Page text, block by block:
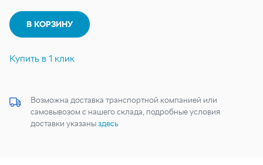
В КОРЗИНУ
Купить в 1 клик
Возможна доставка транспортной компанией или
самовывозом с нашего склада, подробные условия
доставки указаныздесь